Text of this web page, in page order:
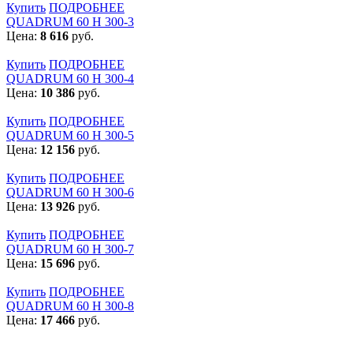
Купить ПОДРОБНЕЕ
QUADRUM 60 H 300-3
Цена: 8 616 руб.
Купить ПОДРОБНЕЕ
QUADRUM 60 H 300-4
Цена: 10 386 руб.
Купить ПОДРОБНЕЕ
QUADRUM 60 H 300-5
Цена: 12 156 руб.
Купить ПОДРОБНЕЕ
QUADRUM 60 H 300-6
Цена: 13 926 руб.
Купить ПОДРОБНЕЕ
QUADRUM 60 H 300-7
Цена: 15 696 руб.
Купить ПОДРОБНЕЕ
QUADRUM 60 H 300-8
Цена: 17 466 руб.